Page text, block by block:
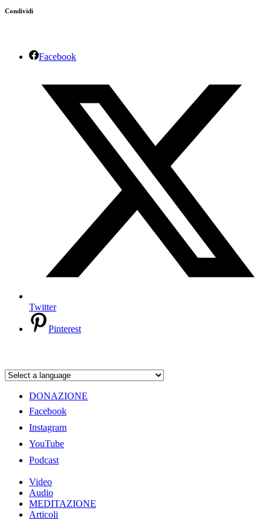
Condividi
Facebook
Twitter
Pinterest
DONAZIONE
Facebook
Instagram
YouTube
Podcast
Video
Audio
MEDITAZIONE
Articoli